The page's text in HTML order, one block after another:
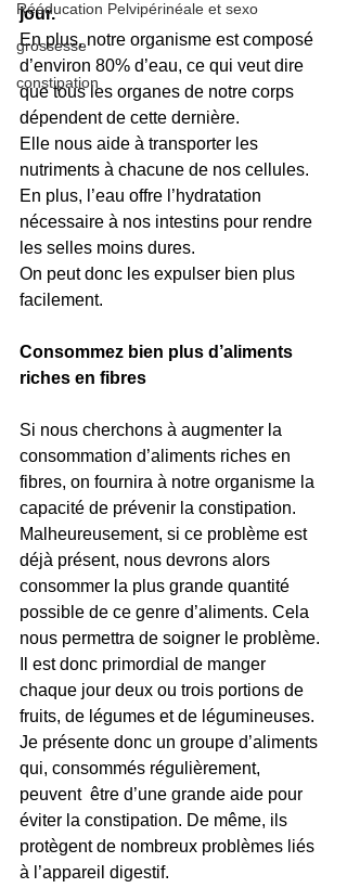
Rééducation Pelvipérinéale et sexo
grossesse
constipation
jour.
En plus, notre organisme est composé
d’environ 80% d’eau, ce qui veut dire
que tous les organes de notre corps
dépendent de cette dernière.
Elle nous aide à transporter les
nutriments à chacune de nos cellules.
En plus, l’eau offre l’hydratation
nécessaire à nos intestins pour rendre
les selles moins dures.
On peut donc les expulser bien plus
facilement.
Consommez bien plus d’aliments
riches en fibres
Si nous cherchons à augmenter la
consommation d’aliments riches en
fibres, on fournira à notre organisme la
capacité de prévenir la constipation.
Malheureusement, si ce problème est
déjà présent, nous devrons alors
consommer la plus grande quantité
possible de ce genre d’aliments. Cela
nous permettra de soigner le problème.
Il est donc primordial de manger
chaque jour deux ou trois portions de
fruits, de légumes et de légumineuses.
Je présente donc un groupe d’aliments
qui, consommés régulièrement,
peuvent  être d’une grande aide pour
éviter la constipation. De même, ils
protègent de nombreux problèmes liés
à l’appareil digestif.